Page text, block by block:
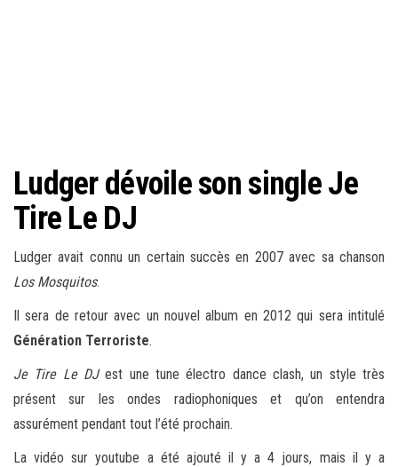
Ludger dévoile son single Je
Tire Le DJ
Ludger avait connu un certain succès en 2007 avec sa chanson
Los Mosquitos.
Il sera de retour avec un nouvel album en 2012 qui sera intitulé
Génération Terroriste.
Je Tire Le DJest une tune électro dance clash, un style très
présent sur les ondes radiophoniques et qu’on entendra
assurément pendant tout l’été prochain.
La vidéo sur youtube a été ajouté il y a 4 jours, mais il y a